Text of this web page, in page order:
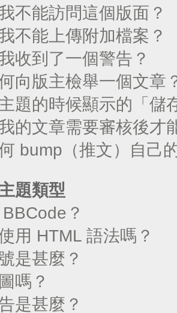
不能訪問這個版面？
不能上傳附加檔案？
收到了一個警告？
向版主檢舉一個文章
題的時候顯示的「儲
的文章需要審核後才
bump（推文）自己
題類型
？
用 HTML 語法嗎？
是甚麼？
嗎？
是甚麼？